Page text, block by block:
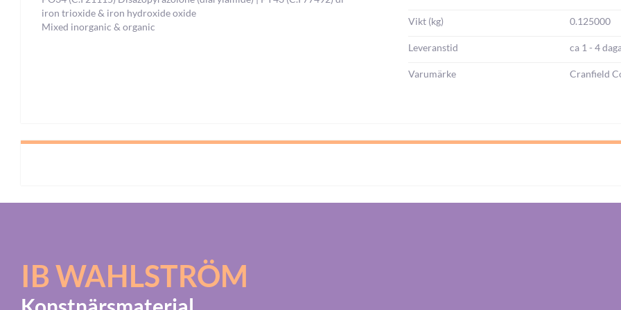
iron trioxide & iron hydroxide oxide
Mixed inorganic & organic
Vikt (kg) 0.125000
Leveranstid ca 1 - 4
Varumärke Cranfield
IB WAHLSTRÖM